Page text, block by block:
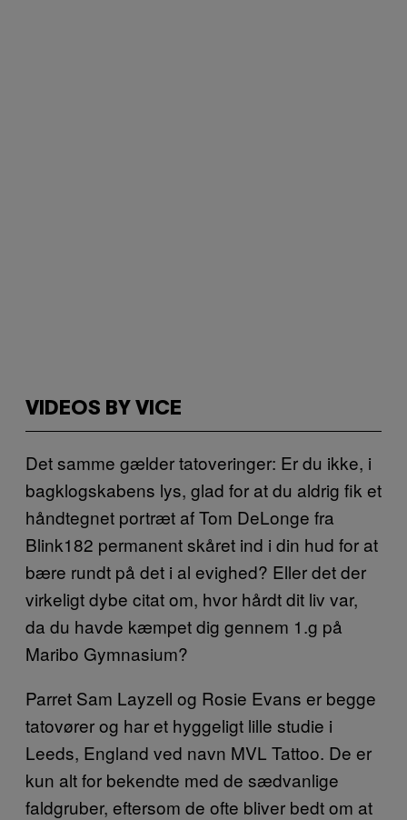
VIDEOS BY VICE
Det samme gælder tatoveringer: Er du ikke, i
bagklogskabens lys, glad for at du aldrig fik et
håndtegnet portræt af Tom DeLonge fra
Blink182 permanent skåret ind i din hud for at
bære rundt på det i al evighed? Eller det der
virkeligt dybe citat om, hvor hårdt dit liv var,
da du havde kæmpet dig gennem 1.g på
Maribo Gymnasium?
Parret Sam Layzell og Rosie Evans er begge
tatovører og har et hyggeligt lille studie i
Leeds, England ved navn MVL Tattoo. De er
kun alt for bekendte med de sædvanlige
faldgruber, eftersom de ofte bliver bedt om at